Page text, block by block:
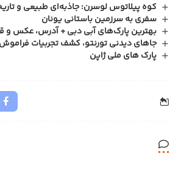
کوه پیلاتوس لوسرن: جاذبه‌ای طبیعی و
سفری به سرزمین باستانی یونان
بهترین پارک‌های آبی دبی + آدرس، عکس و
جاهای دیدنی تورنتو، کشف تجربیات
پارک های ملی ژاپن